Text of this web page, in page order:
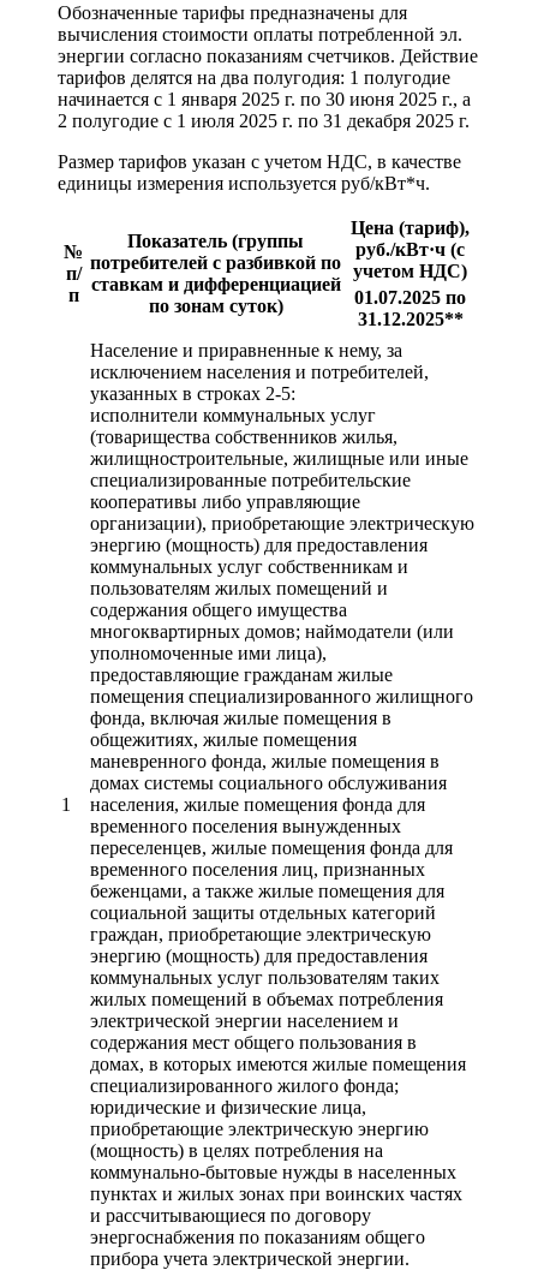
Обозначенные тарифы предназначены для
вычисления стоимости оплаты потребленной эл.
энергии согласно показаниям счетчиков. Действие
тарифов делятся на два полугодия: 1 полугодие
начинается с 1 января 2025 г. по 30 июня 2025 г., а
2 полугодие с 1 июля 2025 г. по 31 декабря 2025 г.
Размер тарифов указан с учетом НДС, в качестве
единицы измерения используется руб/кВт*ч.
№
п/
п
Показатель (группы
потребителей с разбивкой по
ставкам и дифференциацией
по зонам суток)
Цена (тариф),
руб./кВт·ч (с
учетом НДС)
01.07.2025 по
31.12.2025**
1
Население и приравненные к нему, за
исключением населения и потребителей,
указанных в строках 2-5:
исполнители коммунальных услуг
(товарищества собственников жилья,
жилищностроительные, жилищные или иные
специализированные потребительские
кооперативы либо управляющие
организации), приобретающие электрическую
энергию (мощность) для предоставления
коммунальных услуг собственникам и
пользователям жилых помещений и
содержания общего имущества
многоквартирных домов; наймодатели (или
уполномоченные ими лица),
предоставляющие гражданам жилые
помещения специализированного жилищного
фонда, включая жилые помещения в
общежитиях, жилые помещения
маневренного фонда, жилые помещения в
домах системы социального обслуживания
населения, жилые помещения фонда для
временного поселения вынужденных
переселенцев, жилые помещения фонда для
временного поселения лиц, признанных
беженцами, а также жилые помещения для
социальной защиты отдельных категорий
граждан, приобретающие электрическую
энергию (мощность) для предоставления
коммунальных услуг пользователям таких
жилых помещений в объемах потребления
электрической энергии населением и
содержания мест общего пользования в
домах, в которых имеются жилые помещения
специализированного жилого фонда;
юридические и физические лица,
приобретающие электрическую энергию
(мощность) в целях потребления на
коммунально-бытовые нужды в населенных
пунктах и жилых зонах при воинских частях
и рассчитывающиеся по договору
энергоснабжения по показаниям общего
прибора учета электрической энергии.